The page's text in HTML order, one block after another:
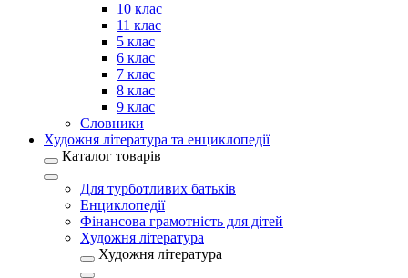
10 клас
11 клас
5 клас
6 клас
7 клас
8 клас
9 клас
Словники
Художня література та енциклопедії
Каталог товарів
Для турботливих батьків
Енциклопедії
Фінансова грамотність для дітей
Художня література
Художня література